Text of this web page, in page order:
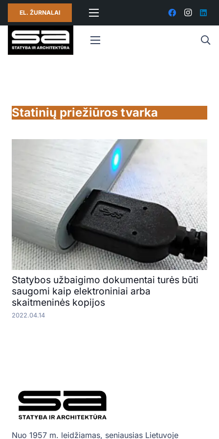
EL. ŽURNALAI
Statinių priežiūros tvarka
Statybos užbaigimo dokumentai turės būti
saugomi kaip elektroniniai arba
skaitmeninės kopijos
2022.04.14
Nuo 1957 m. leidžiamas, seniausias Lietuvoje